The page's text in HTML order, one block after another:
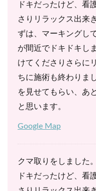
ドキだったけど、看
さりリラックス出来
ずは、マーキングし
が間近でドキドキし
けてくださりさらに
ちに施術も終わりま
を見せてもらい、あ
と思います。
Google Map
クマ取りをしました
ドキだったけど、看